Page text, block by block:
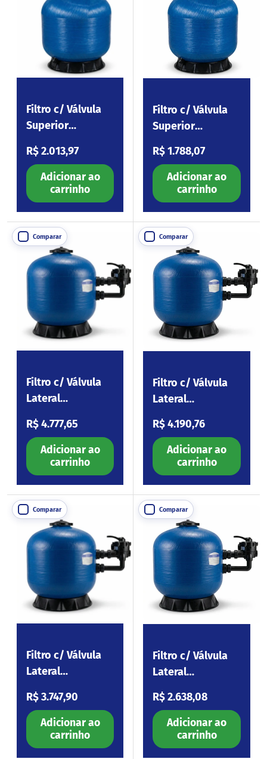
Filtro c/ Válvula
Superior
Preço normal
R$ 2.013,97
Adicionar ao
carrinho
Filtro c/ Válvula
Superior
Preço normal
R$ 1.788,07
Adicionar ao
carrinho
Comparar
Filtro c/ Válvula
Lateral
Preço normal
R$ 4.777,65
Adicionar ao
carrinho
Comparar
Filtro c/ Válvula
Lateral
Preço normal
R$ 4.190,76
Adicionar ao
carrinho
Comparar
Filtro c/ Válvula
Lateral
Preço normal
R$ 3.747,90
Adicionar ao
carrinho
Comparar
Filtro c/ Válvula
Lateral
Preço normal
R$ 2.638,08
Adicionar ao
carrinho